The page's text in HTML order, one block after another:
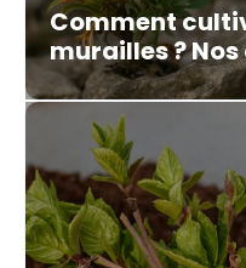
Comment
murailles ?